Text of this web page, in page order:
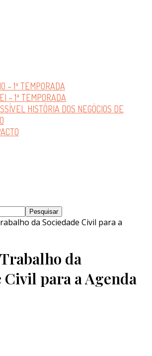
– 1ª TEMPORADA
– 1ª TEMPORADA
HISTÓRIA DOS NEGÓCIOS DE
da Sociedade Civil para a
da
Civil para a Agenda